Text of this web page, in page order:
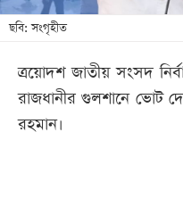
শিক্ষা
সব
বিভাগ
ছবি: সংগৃহীত
ত্রয়োদশ জাতীয় সংসদ
রাজধানীর গুলশানে ভোট
রহমান।